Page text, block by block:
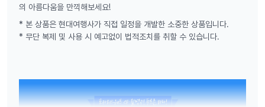
의 아름다움을 만끽해보세요!
* 본 상품은 현대여행사가 직접 일정을 개발한 소중한 상품입니다.
* 무단 복제 및 사용 시 예고없이 법적조치를 취할 수 있습니다.